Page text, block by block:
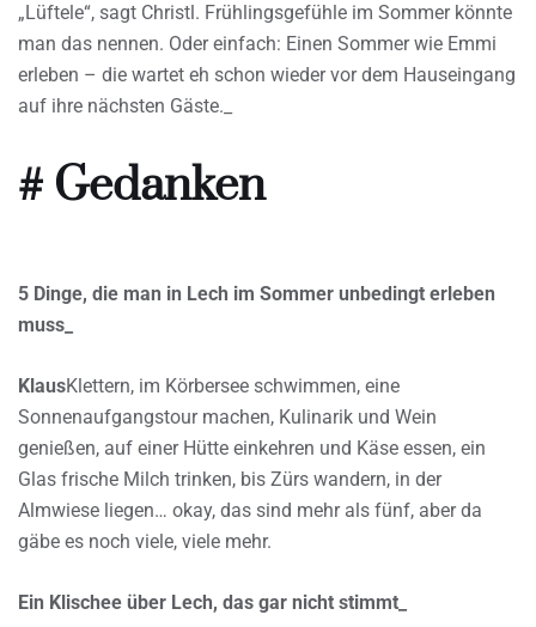
„Lüftele“, sagt Christl. Frühlingsgefühle im Sommer könnte
man das nennen. Oder einfach: Einen Sommer wie Emmi
erleben – die wartet eh schon wieder vor dem Hauseingang
auf ihre nächsten Gäste._
# Gedanken
5 Dinge, die man in Lech im Sommer unbedingt erleben
muss_
KlausKlettern, im Körbersee schwimmen, eine
Sonnenaufgangstour machen, Kulinarik und Wein
genießen, auf einer Hütte einkehren und Käse essen, ein
Glas frische Milch trinken, bis Zürs wandern, in der
Almwiese liegen… okay, das sind mehr als fünf, aber da
gäbe es noch viele, viele mehr.
Ein Klischee über Lech, das gar nicht stimmt_